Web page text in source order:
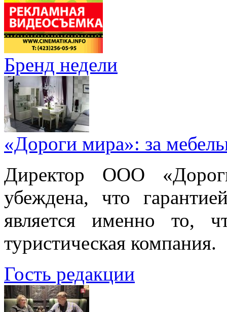
Бренд недели
«Дороги мира»: за
Директор ООО
убеждена, что
является именно то,
туристическая компания.
Гость редакции